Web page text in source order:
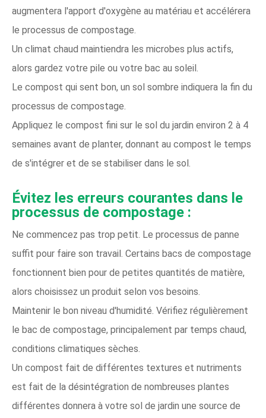
augmentera l'apport d'oxygène au matériau et accélérera
le processus de compostage.
Un climat chaud maintiendra les microbes plus actifs,
alors gardez votre pile ou votre bac au soleil.
Le compost qui sent bon, un sol sombre indiquera la fin du
processus de compostage.
Appliquez le compost fini sur le sol du jardin environ 2 à 4
semaines avant de planter, donnant au compost le temps
de s'intégrer et de se stabiliser dans le sol.
Évitez les erreurs courantes dans le
processus de compostage :
Ne commencez pas trop petit. Le processus de panne
suffit pour faire son travail. Certains bacs de compostage
fonctionnent bien pour de petites quantités de matière,
alors choisissez un produit selon vos besoins.
Maintenir le bon niveau d'humidité. Vérifiez régulièrement
le bac de compostage, principalement par temps chaud,
conditions climatiques sèches.
Un compost fait de différentes textures et nutriments
est fait de la désintégration de nombreuses plantes
différentes donnera à votre sol de jardin une source de